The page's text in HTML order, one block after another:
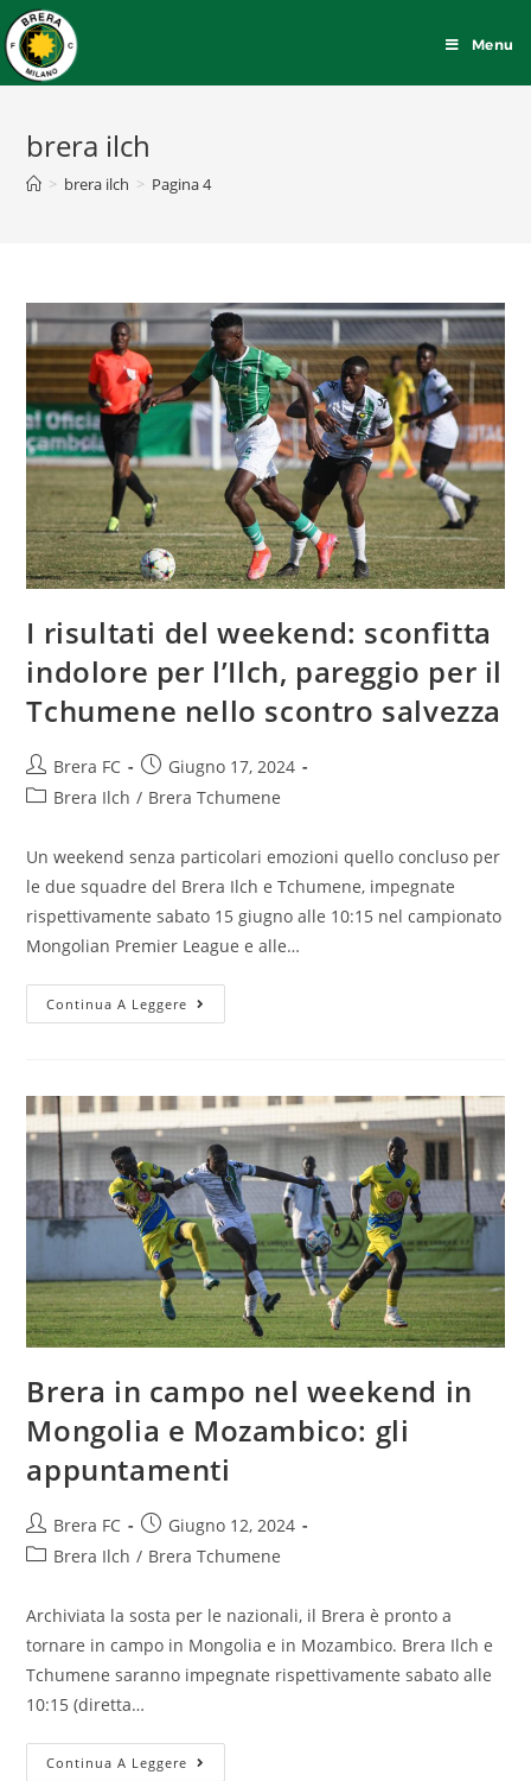
Menu
brera ilch
> brera ilch > Pagina 4
I risultati del weekend: sconfitta
indolore per l’Ilch, pareggio per il
Tchumene nello scontro salvezza
Brera FC
Giugno 17, 2024
Brera Ilch / Brera Tchumene
Un weekend senza particolari emozioni quello concluso per
le due squadre del Brera Ilch e Tchumene, impegnate
rispettivamente sabato 15 giugno alle 10:15 nel campionato
Mongolian Premier League e alle…
Continua A Leggere
Brera in campo nel weekend in
Mongolia e Mozambico: gli
appuntamenti
Brera FC
Giugno 12, 2024
Brera Ilch / Brera Tchumene
Archiviata la sosta per le nazionali, il Brera è pronto a
tornare in campo in Mongolia e in Mozambico. Brera Ilch e
Tchumene saranno impegnate rispettivamente sabato alle
10:15 (diretta…
Continua A Leggere